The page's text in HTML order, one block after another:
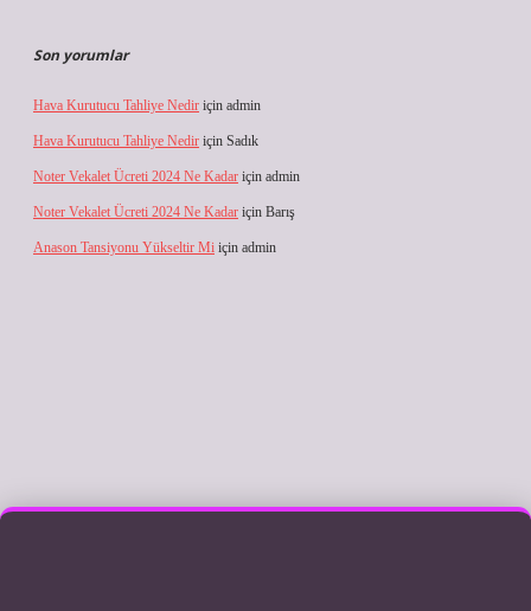
Son yorumlar
Hava Kurutucu Tahliye Nedir için admin
Hava Kurutucu Tahliye Nedir için Sadık
Noter Vekalet Ücreti 2024 Ne Kadar için admin
Noter Vekalet Ücreti 2024 Ne Kadar için Barış
Anason Tansiyonu Yükseltir Mi için admin
ilbet giriş